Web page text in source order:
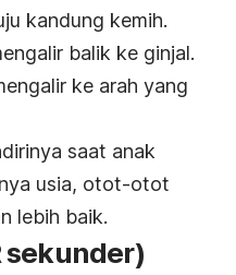
kandung kemih.
balik ke ginjal.
ke arah yang
saat anak
usia, otot-otot
lebih baik.
sekunder)